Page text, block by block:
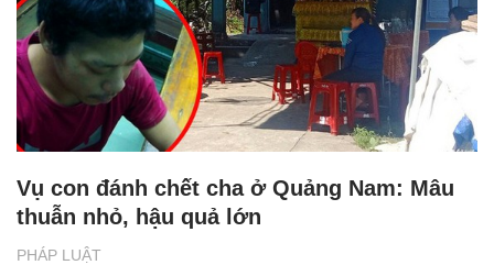
PHÁP LUẬT
Vụ con đánh chết cha ở Quảng Nam: Mâu
thuẫn nhỏ, hậu quả lớn